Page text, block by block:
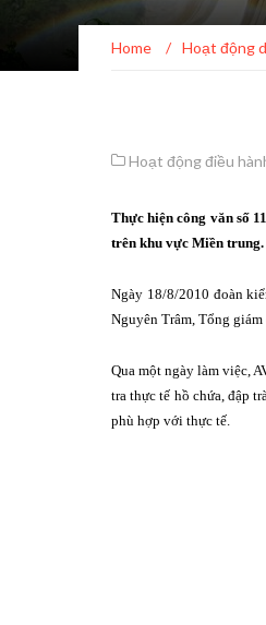
Home / Hoạt động
Hoạt động điều
Thực hiện công văn số
trên khu vực Miền trung.
Ngày 18/8/2010 đoàn
Nguyên Trâm, Tổng
Qua một ngày làm việc,
tra thực tế hồ chứa, đập
phù hợp với thực tế.